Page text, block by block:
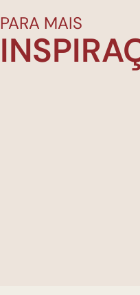
PARA MAIS